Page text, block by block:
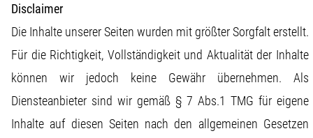
Disclaimer
Die Inhalte unserer Seiten wurden mit größter Sorgfalt erstellt.
Für die Richtigkeit, Vollständigkeit und Aktualität der Inhalte
können wir jedoch keine Gewähr übernehmen. Als
Diensteanbieter sind wir gemäß § 7 Abs.1 TMG für eigene
Inhalte auf diesen Seiten nach den allgemeinen Gesetzen